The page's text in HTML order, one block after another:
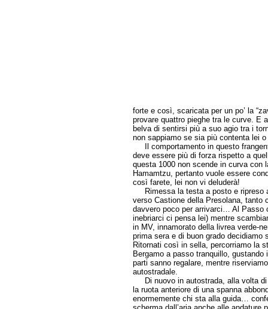
forte e così, scaricata per un po’ la
provare quattro pieghe tra le curve. E
belva di sentirsi più a suo agio tra i
non sappiamo se sia più contenta lei o
Il comportamento in questo
deve essere più di forza rispetto a
questa 1000 non scende in curva con
Hamamtzu, pertanto vuole essere
così farete, lei non vi deluderà!
Rimessa la testa a posto e ripreso
verso Castione della Presolana,
davvero poco per arrivarci… Al Passo
inebriarci ci pensa lei) mentre
in MV, innamorato della livrea verde-
prima sera e di buon grado
Ritornati così in sella, percorriamo la
Bergamo a passo tranquillo,
parti sanno regalare, mentre
autostradale.
Di nuovo in autostrada, alla volta di
la ruota anteriore di una spanna
enormemente chi sta alla guida…